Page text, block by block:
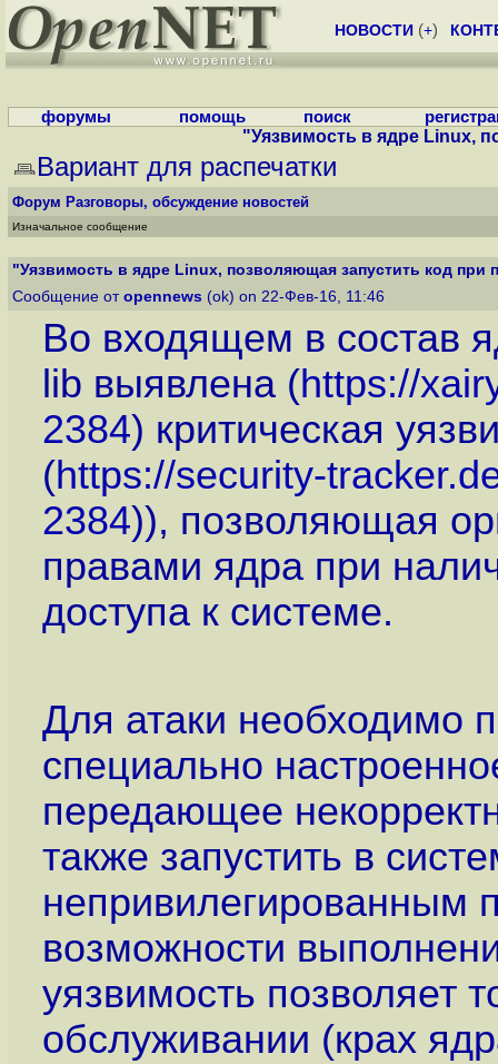
НОВОСТИ (+)
форумы помощь поиск
"Уязвимость в ядре Linux,
Вариант для распечатки
Форум Разговоры, обсуждение новостей
Изначальное сообщение
"Уязвимость в ядре Linux, позволяющая запустить код при
Сообщение от opennews (ok) on 22-Фев-16, 11:46
Во входящем в состав
lib выявлена (https://
2384) критическая
(https://security-
2384)), позволяющая
правами ядра при
доступа к системе.
Для атаки необходимо
специально
передающее
также запустить в
непривилегированным
возможности
уязвимость позволяет
обслуживании (крах